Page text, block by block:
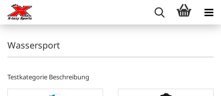
Wassersport
Testkategorie Beschreibung